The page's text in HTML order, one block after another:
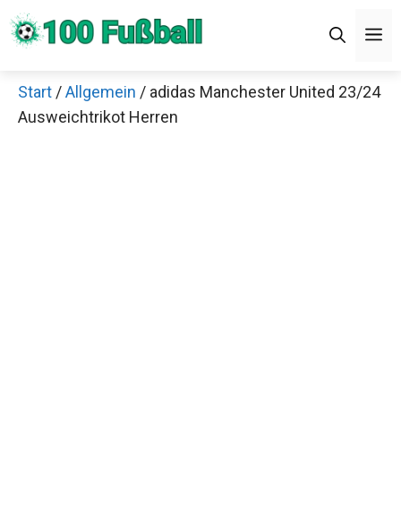
Zum
Inhalt
Start /Allgemein / adidas Manchester United
23/24 Ausweichtrikot Herren
Decathlon Sale
×